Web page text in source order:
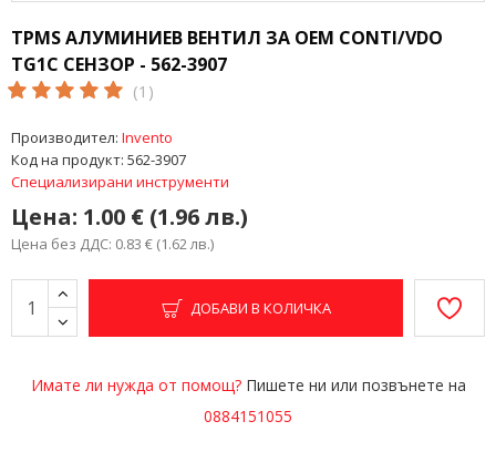
TPMS АЛУМИНИЕВ ВЕНТИЛ ЗА OEM CONTI/VDO
TG1C СЕНЗОР - 562-3907
(1)
Цена: 1.00 € (1.96 лв.)
Цена без ДДС: 0.83 € (1.62 лв.)
Производител: Invento
Код на продукт: 562-3907
Специализирани инструменти
ДОБАВИ В КОЛИЧКА
Имате ли нужда от помощ?Пишете ни или позвънете на
0884151055